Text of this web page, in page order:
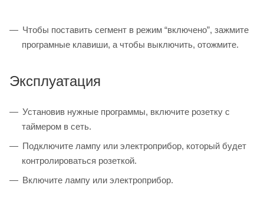
Чтобы поставить сегмент в режим “включено”, зажмите
програмные клавиши, а чтобы выключить, отожмите.
Эксплуатация
Установив нужные программы, включите розетку с
таймером в сеть.
Подключите лампу или электроприбор, который будет
контролироваться розеткой.
Включите лампу или электроприбор.